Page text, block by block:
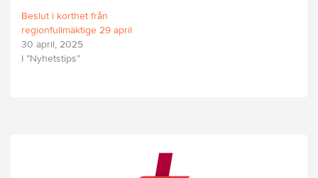
Beslut i korthet från
regionfullmäktige 29 april
30 april, 2025
I ”Nyhetstips”